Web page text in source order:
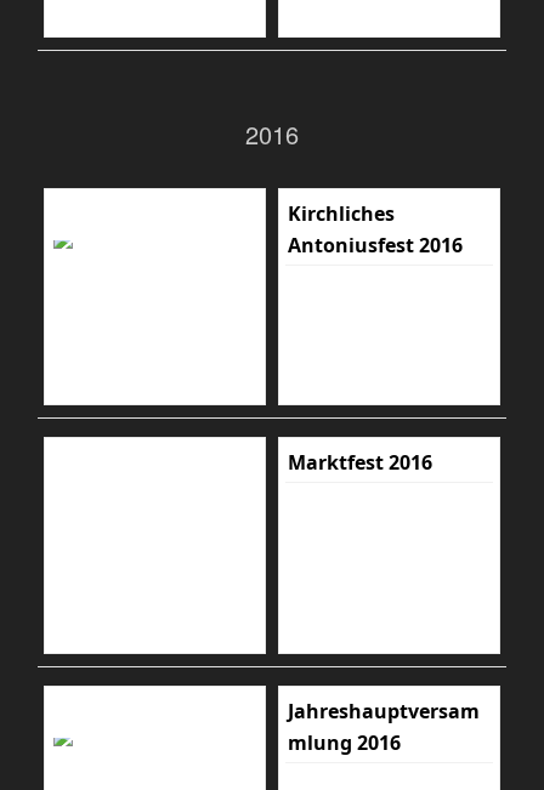
2016
Kirchliches
Antoniusfest 2016
Marktfest 2016
Jahreshauptversam
mlung 2016